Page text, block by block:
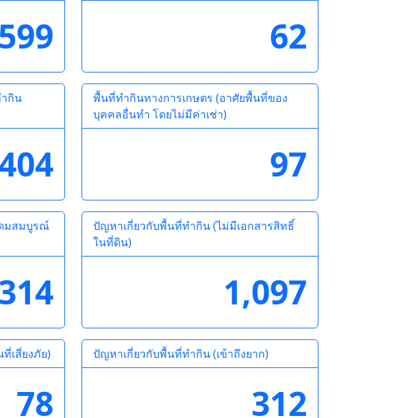
62
กิน
พื้นที่ทำกินทางการเกษตร (อาศัยพื้นที่ของ
บุคคลอื่นทำ โดยไม่มีค่าเช่า)
97
มสมบูรณ์
ปัญหาเกี่ยวกับพื้นที่ทำกิน (ไม่มีเอกสารสิทธิ์
ในที่ดิน)
1,097
เสี่ยงภัย)
78
ปัญหาเกี่ยวกับพื้นที่ทำกิน (เข้าถึงยาก)
312